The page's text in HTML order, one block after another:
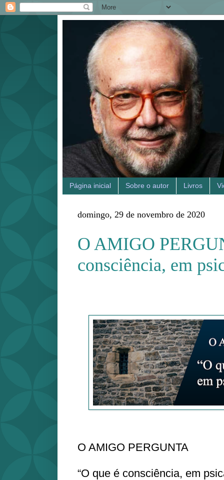
Página inicial Sobre o autor Livros
domingo, 29 de novembro de 2020
O AMIGO
consciência, em
O AMIGO PERGUNTA
“O que é consciência, em